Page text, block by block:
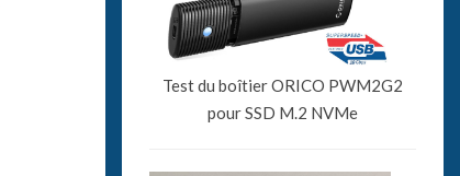
Test du boîtier ORICO PWM2G2
pour SSD M.2 NVMe